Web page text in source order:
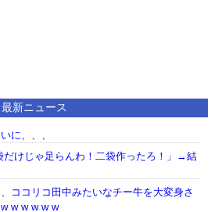
最新ニュース
に、、、
だけじゃ足らんわ！二袋作ったろ！」→結
ココリコ田中みたいなチー牛を大変身さ
w w w w w